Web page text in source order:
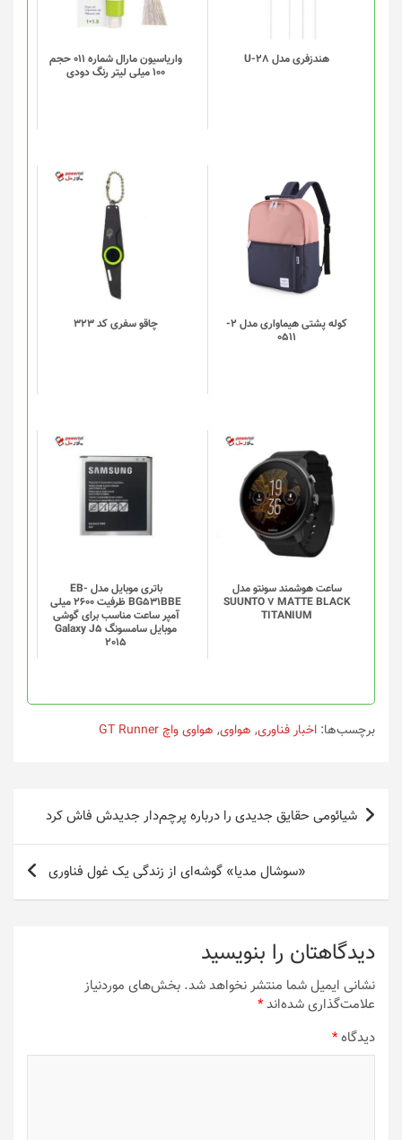
هندزفری مدل U-28
واریاسیون مارال شماره 011 حجم
100 میلی لیتر رنگ دودی
کوله پشتی هیماواری مدل 2-
0511
این
محصول
انواع
مختلفی
می
گزینه
ها
محصول
انتخاب
شوند
چاقو سفری کد 323
ساعت هوشمند سونتو مدل
SUUNTO 7 MATTE BLACK
TITANIUM
باتری موبایل مدل EB-
BG531BBE ظرفیت 2600 میلی
آمپر ساعت مناسب برای گوشی
موبایل سامسونگ Galaxy J5
2015
برچسب‌ها: اخبار فناوری, هواوی, هواوی واچ GT Runner
راهبری
نوشته
شیائومی حقایق جدیدی را درباره پرچم‌دار جدیدش فاش کرد
«سوشال مدیا» گوشه‌ای از زندگی یک غول فناوری
دیدگاهتان را بنویسید
نشانی ایمیل شما منتشر نخواهد شد. بخش‌های موردنیاز
علامت‌گذاری شده‌اند*
دیدگاه*